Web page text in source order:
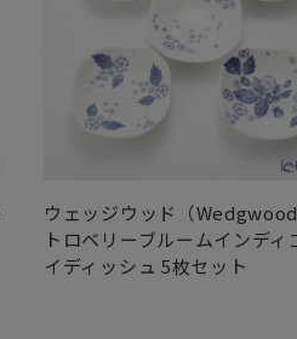
ウェッジウッド（
トロベリーブルームインディ
イディッシュ 5枚セット